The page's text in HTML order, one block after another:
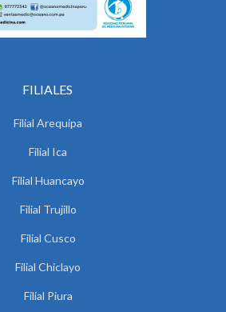
FILIALES
Filial Arequipa
Filial Ica
Filial Huancayo
Filial Trujillo
Filial Cusco
Filial Chiclayo
Filial Piura